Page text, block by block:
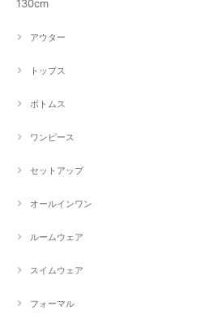
130cm
アウター
トップス
ボトムス
ワンピース
セットアップ
オールインワン
ルームウェア
スイムウェア
フォーマル